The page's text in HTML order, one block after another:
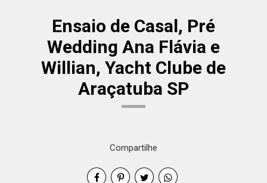
Ensaio de Casal, Pré
Wedding Ana Flávia e
Willian, Yacht Clube de
Araçatuba SP
Compartilhe